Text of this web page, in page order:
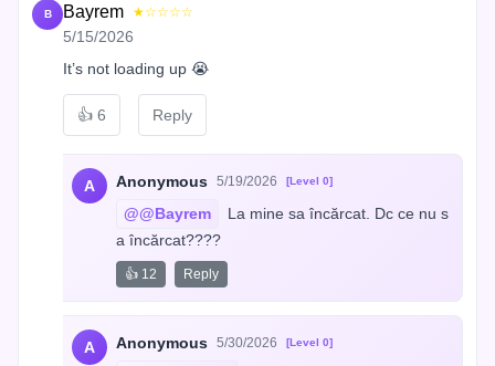
B Bayrem ★☆☆☆☆
5/15/2026
It’s not loading up 😭
👍 6 Reply
A Anonymous 5/19/2026 [Level 0]
@@Bayrem
La mine sa încărcat. Dc ce nu s
a încărcat????
👍 12 Reply
A Anonymous 5/30/2026 [Level 0]